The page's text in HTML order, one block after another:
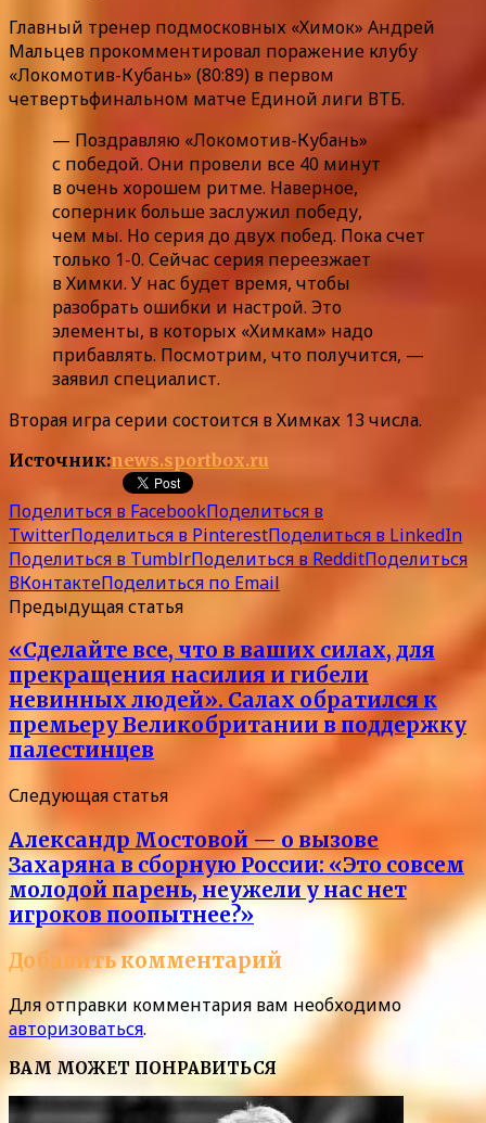
Главный тренер подмосковных «Химок» Андрей
Мальцев прокомментировал поражение клубу
«Локомотив-Кубань» (80:89) в первом
четвертьфинальном матче Единой лиги ВТБ.
— Поздравляю «Локомотив-Кубань»
с победой. Они провели все 40 минут
в очень хорошем ритме. Наверное,
соперник больше заслужил победу,
чем мы. Но серия до двух побед. Пока счет
только 1-0. Сейчас серия переезжает
в Химки. У нас будет время, чтобы
разобрать ошибки и настрой. Это
элементы, в которых «Химкам» надо
прибавлять. Посмотрим, что получится, —
заявил специалист.
Вторая игра серии состоится в Химках 13 числа.
Источник:news.sportbox.ru
Поделиться в FacebookПоделиться в
TwitterПоделиться в PinterestПоделиться в LinkedIn
Поделиться в TumblrПоделиться в RedditПоделиться
ВКонтактеПоделиться по Email
Предыдущая статья
«Сделайте все, что в ваших силах, для
прекращения насилия и гибели
невинных людей». Салах обратился к
премьеру Великобритании в поддержку
палестинцев
Следующая статья
Александр Мостовой — о вызове
Захаряна в сборную России: «Это совсем
молодой парень, неужели у нас нет
игроков поопытнее?»
Добавить комментарий
Для отправки комментария вам необходимо
авторизоваться.
ВАМ МОЖЕТ ПОНРАВИТЬСЯ